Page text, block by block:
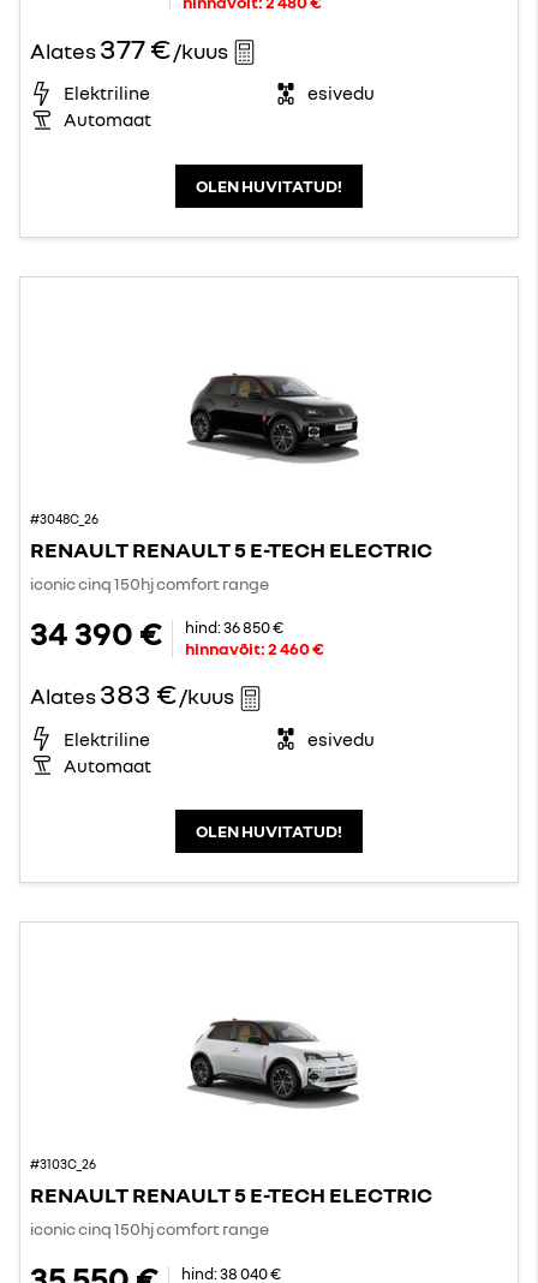
Alates377 €/kuus
Elektriline
esivedu
Automaat
OLEN HUVITATUD!
#3048C_26
RENAULT RENAULT 5 E-TECH ELECTRIC
iconic cinq 150hj comfort range
34 390 € hind:36 850 €
hinnavõit:2 460 €
Alates383 €/kuus
Elektriline
esivedu
Automaat
OLEN HUVITATUD!
#3103C_26
RENAULT RENAULT 5 E-TECH ELECTRIC
iconic cinq 150hj comfort range
hind:38 040 €